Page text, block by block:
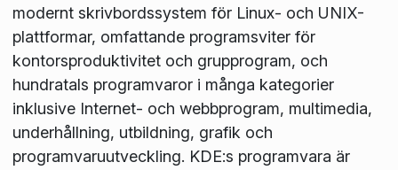
modernt skrivbordssystem för Linux- och UNIX-
plattformar, omfattande programsviter för
kontorsproduktivitet och grupprogram, och
hundratals programvaror i många kategorier
inklusive Internet- och webbprogram, multimedia,
underhållning, utbildning, grafik och
programvaruutveckling. KDE:s programvara är